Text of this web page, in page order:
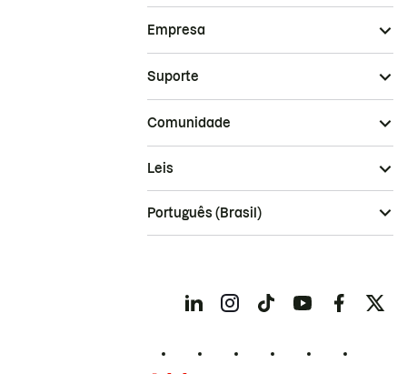
Empresa
Suporte
Comunidade
Leis
Português (Brasil)